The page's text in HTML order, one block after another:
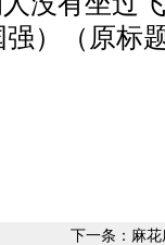
）（原标
下一条： 麻